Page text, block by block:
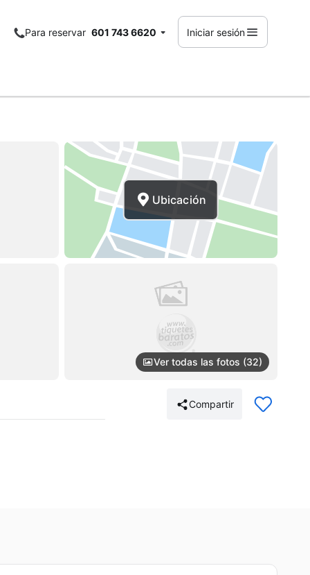
Para reservar 601 743 6620 Iniciar sesión
Ver todas las fotos (32)
Ubicación
Compartir